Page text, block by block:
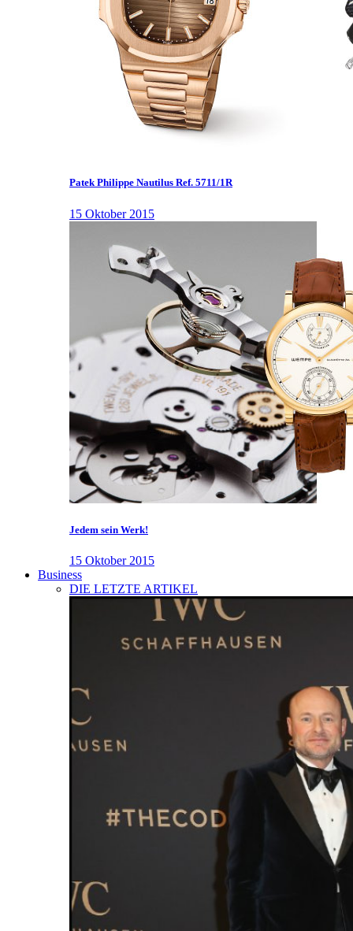
Patek Philippe Nautilus Ref. 5711/1R
15 Oktober 2015
Jedem sein Werk!
15 Oktober 2015
Business
DIE LETZTE ARTIKEL